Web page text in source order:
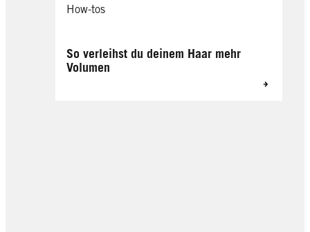
How-tos
So verleihst du deinem Haar mehr
Volumen